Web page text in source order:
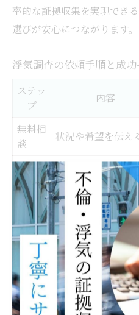
率的な証拠収集を実現でき
選びが安心につながります。
浮気調査の依頼手順と成
ステッ
プ
内容
無料相
談
状況や希望を伝え
正式契
約
調査内容・費用説
に契約
調査開
進捗報告や疑問解
調査完
報告書・写真デー
取
浮気調査をスムーズに進め
い依頼手順の理解が欠かせ